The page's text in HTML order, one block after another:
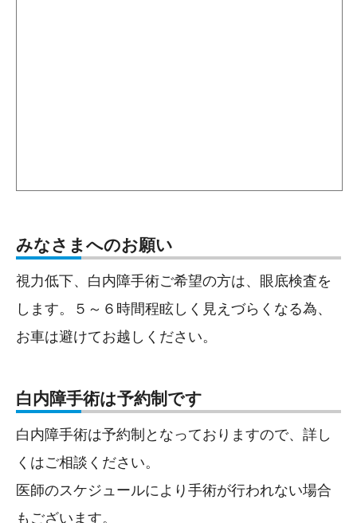
みなさまへのお願い
視力低下、白内障手術ご希望の方は、眼底検査を
します。５～６時間程眩しく見えづらくなる為、
お車は避けてお越しください。
白内障手術は予約制です
白内障手術は予約制となっておりますので、詳し
くはご相談ください。
医師のスケジュールにより手術が行われない場合
もございます。